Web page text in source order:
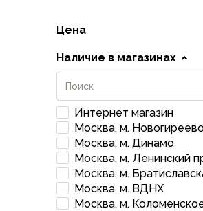
Флисовые куртки
Беговые и спортивные
Пончо и дождевики
Пуховые куртки
Куртки с синтетическим
Жилеты
Брюки
Мембранные брюки
Брюки софтшелл и
Флисовые брюки
Беговые и спортивные
Цена
Наличие в магазинах
Интернет магазин
Москва, м.
Москва, м. Динамо
Москва, м. Ленинский
Москва, м.
Москва, м. ВДНХ
Москва, м.